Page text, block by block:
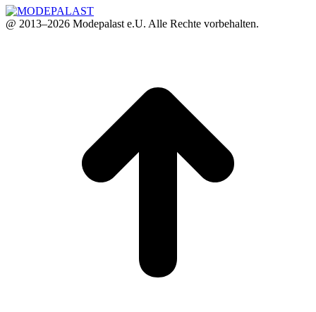
@ 2013–2026 Modepalast e.U. Alle Rechte vorbehalten.